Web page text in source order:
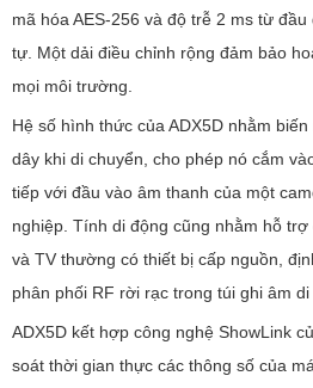
mã hóa AES-256 và độ trễ 2 ms từ
tự. Một dải điều chỉnh rộng đảm bảo
mọi môi trường.
Hệ số hình thức của ADX5D nhằm
dây khi di chuyển, cho phép nó cắm
tiếp với đầu vào âm thanh của một
nghiệp. Tính di động cũng nhằm hỗ
và TV thường có thiết bị cấp nguồn,
phân phối RF rời rạc trong túi ghi âm
ADX5D kết hợp công nghệ ShowLink
soát thời gian thực các thông số của